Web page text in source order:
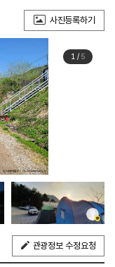
사진등록하기
1/ 5
관광정보 수정요청